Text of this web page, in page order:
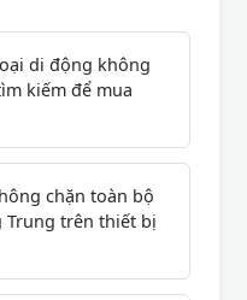
di động không
kiếm để mua
chặn toàn bộ
Trung trên thiết bị